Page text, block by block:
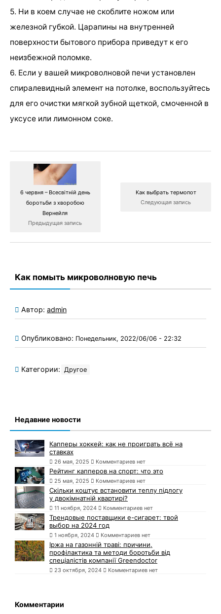
5. Ни в коем случае не скоблите ножом или
железной губкой. Царапины на внутренней
поверхности бытового прибора приведут к его
неизбежной поломке.
6. Если у вашей микроволновой печи установлен
спиралевидный элемент на потолке, воспользуйтесь
для его очистки мягкой зубной щеткой, смоченной в
уксусе или лимонном соке.
6 червня – Всесвітній день
боротьби з хворобою
Вернейля
Предыдущая запись
Как выбрать термопот
Следующая запись
Как помыть микроволновую печь
Автор: admin
Опубликовано: Понедельник, 2022/06/06 - 22:32
Категории: Другое
Недавние новости
Капперы хоккей: как не проиграть всё на
ставках
26 мая, 2025 Комментариев нет
Рейтинг капперов на спорт: что это
25 мая, 2025 Комментариев нет
Скільки коштує встановити теплу підлогу
у двокімнатній квартирі?
11 ноября, 2024 Комментариев нет
Трендовые поставщики e-сигарет: твой
выбор на 2024 год
1 ноября, 2024 Комментариев нет
Іржа на газонній траві: причини,
профілактика та методи боротьби від
спеціалістів компанії Greendoctor
23 октября, 2024 Комментариев нет
Комментарии